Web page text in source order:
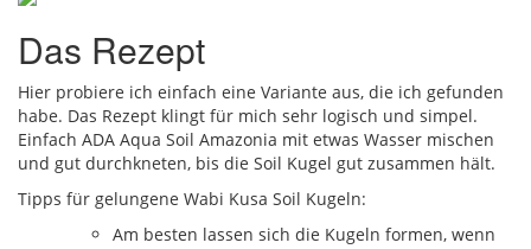
Das Rezept
Hier probiere ich einfach eine Variante aus, die ich gefunden
habe. Das Rezept klingt für mich sehr logisch und simpel.
Einfach ADA Aqua Soil Amazonia mit etwas Wasser mischen
und gut durchkneten, bis die Soil Kugel gut zusammen hält.
Tipps für gelungene Wabi Kusa Soil Kugeln:
Am besten lassen sich die Kugeln formen, wenn